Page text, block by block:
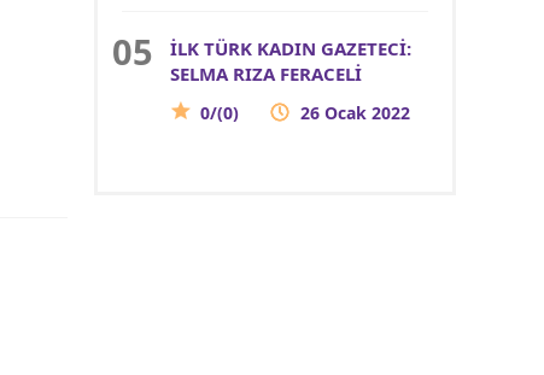
İLK TÜRK KADIN GAZETECİ:
SELMA RIZA FERACELİ
0/(0) 26 Ocak 2022